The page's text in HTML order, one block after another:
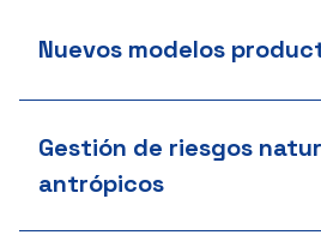
Nuevos modelos
Gestión de riesgos
antrópicos